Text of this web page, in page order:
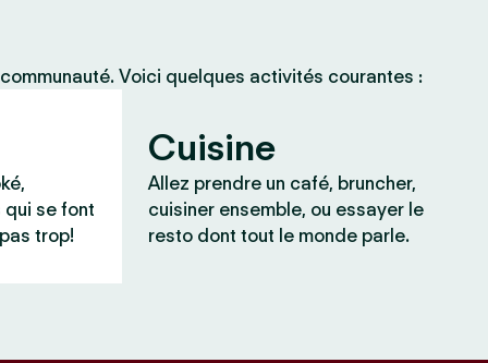
Voici quelques activités courantes :
se font
trop!
Cuisine
Allez prendre un café, bruncher,
cuisiner ensemble, ou essayer le
resto dont tout le monde parle.